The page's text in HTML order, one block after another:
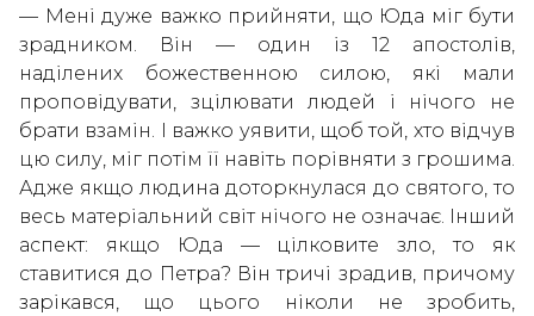
— Мені дуже важко прийняти, що Юда міг бути
зрадником. Він — один із 12 апостолів,
наділених божественною силою, які мали
проповідувати, зцілювати людей і нічого не
брати взамін. І важко уявити, щоб той, хто відчув
цю силу, міг потім її навіть порівняти з грошима.
Адже якщо людина доторкнулася до святого, то
весь матеріальний світ нічого не означає. Інший
аспект: якщо Юда — цілковите зло, то як
ставитися до Петра? Він тричі зрадив, причому
зарікався, що цього ніколи не зробить,